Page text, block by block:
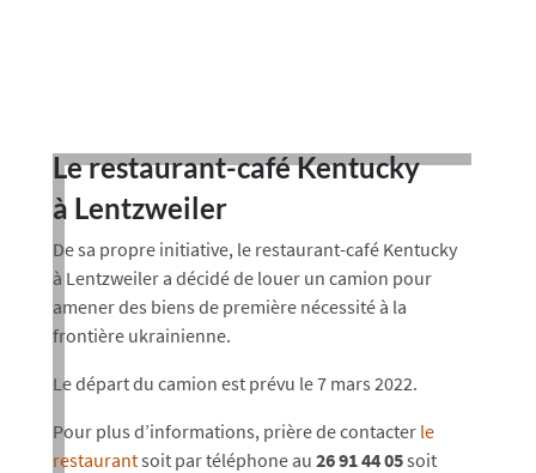
Le restaurant-café Kentucky
à Lentzweiler
De sa propre initiative, le restaurant-café Kentucky
à Lentzweiler a décidé de louer un camion pour
amener des biens de première nécessité à la
frontière ukrainienne.
Le départ du camion est prévu le 7 mars 2022.
Pour plus d’informations, prière de contacter le
restaurantsoit par téléphone au 26 91 44 05soit